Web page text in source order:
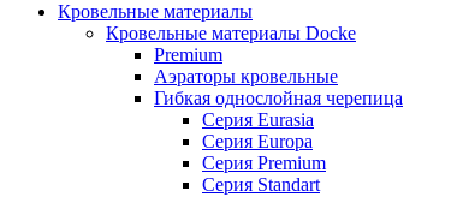
Кровельные материалы
Кровельные материалы Docke
Premium
Аэраторы кровельные
Гибкая однослойная черепица
Серия Eurasia
Серия Europa
Серия Premium
Серия Standart